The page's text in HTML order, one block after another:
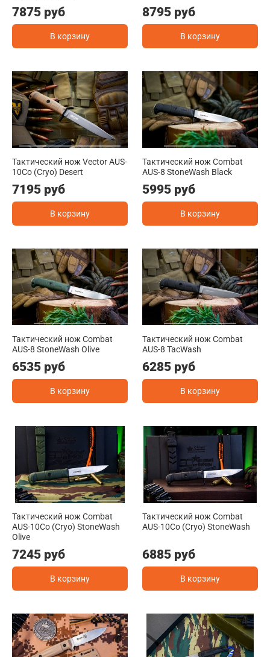
7875 руб
В корзину
8795 руб
В корзину
Тактический нож Vector AUS-
10Co (Cryo) Desert
7195 руб
В корзину
Тактический нож Combat
AUS-8 StoneWash Black
5995 руб
В корзину
Тактический нож Combat
AUS-8 StoneWash Olive
6535 руб
В корзину
Тактический нож Combat
AUS-8 TacWash
6285 руб
В корзину
Тактический нож Combat
AUS-10Co (Cryo) StoneWash
Olive
7245 руб
В корзину
Тактический нож Combat
AUS-10Co (Cryo) StoneWash
6885 руб
В корзину